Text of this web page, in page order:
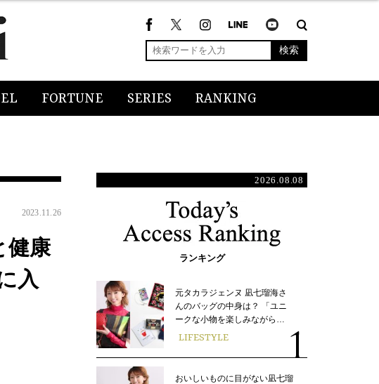
検索
FORTUNE SERIES RANKING
2023.11.26
健康
入
2026.08.08
ランキング
元タカラジェンヌ 凪七瑠海さ
んのバッグの中身は？ 「ユニ
ークな小物を楽しみながら…
LIFESTYLE
おいしいものに目がない凪七瑠